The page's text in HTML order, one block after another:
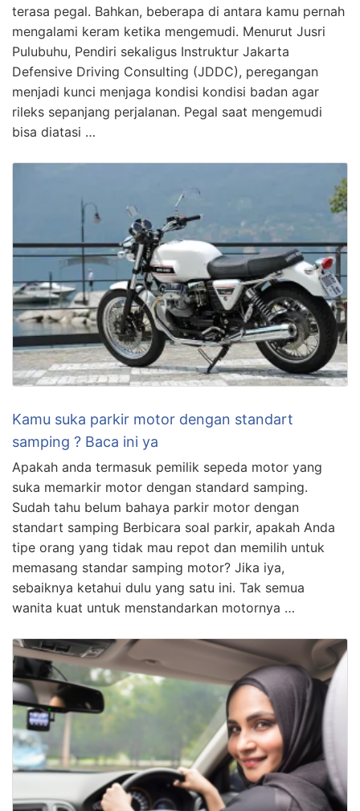
terasa pegal. Bahkan, beberapa di antara kamu pernah
mengalami keram ketika mengemudi. Menurut Jusri
Pulubuhu, Pendiri sekaligus Instruktur Jakarta
Defensive Driving Consulting (JDDC), peregangan
menjadi kunci menjaga kondisi kondisi badan agar
rileks sepanjang perjalanan. Pegal saat mengemudi
bisa diatasi …
Kamu suka parkir motor dengan standart
samping ? Baca ini ya
Apakah anda termasuk pemilik sepeda motor yang
suka memarkir motor dengan standard samping.
Sudah tahu belum bahaya parkir motor dengan
standart samping Berbicara soal parkir, apakah Anda
tipe orang yang tidak mau repot dan memilih untuk
memasang standar samping motor? Jika iya,
sebaiknya ketahui dulu yang satu ini. Tak semua
wanita kuat untuk menstandarkan motornya …